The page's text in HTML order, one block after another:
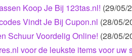
Koop Je Bij 123tas.nl! (29/05/
Vindt Je Bij Cupon.nl (28/05/
Schuur Voordelig Online! (28/05/
voor de leukste items voor uw